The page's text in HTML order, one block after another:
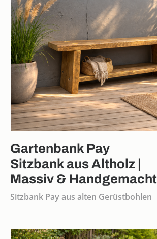
Gartenbank Pay
Sitzbank aus Altholz |
Massiv & Handgemacht
Sitzbank Pay aus alten Gerüstbohlen